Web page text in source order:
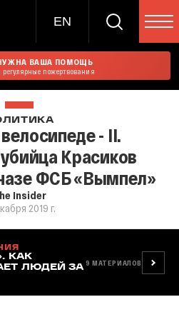
EN
ВАША ПОМОЩЬ
пожертвования
- II.
Красиков
ФСБ «Вымпел»
Insider
2019 г.
КАК
ЛЮДЕЙ ЗА
9 МАТЕРИАЛОВ